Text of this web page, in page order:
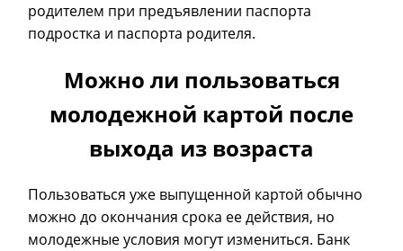
родителем при предъявлении паспорта
подростка и паспорта родителя.
Можно ли пользоваться
молодежной картой после
выхода из возраста
Пользоваться уже выпущенной картой обычно
можно до окончания срока ее действия, но
молодежные условия могут измениться. Банк